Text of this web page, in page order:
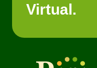
Virtual.